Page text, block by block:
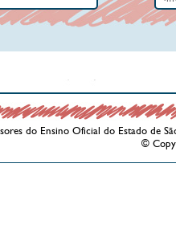
do Ensino Oficial do Estado de
©